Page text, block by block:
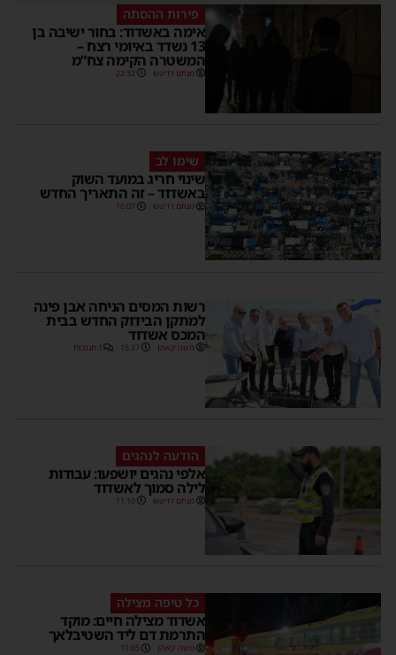
פירות ההסתה
אימה באשדוד: בחור ישיבה בן
13 נשדד באיומי רצח –
המשטרה הקימה צח”מ
מנחם דויטש 22:32
שימו לב
שינוי חריג במועד השוק
באשדוד – זה התאריך החדש
מנחם דויטש 16:07
רשות המסים הניחה אבן פינה
למתקן הבידוק החדש בבית
המכס אשדוד
משה קאהן 15:37 1 תגובות
הודעה לנהגים
אלפי נהגים יושפעו: עבודות
לילה סמוך לאשדוד
מנחם דויטש 11:10
כל טיפה מצילה
אשדוד מצילה חיים: מוקד
התרמת דם ליד השטיבלאך
משה קאהן 11:05